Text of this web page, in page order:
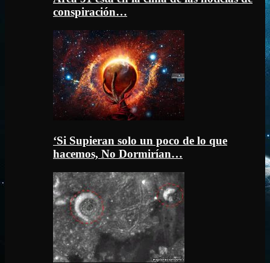
conspiración…
‘Si Supieran solo un poco de lo que
hacemos, No Dormirían…